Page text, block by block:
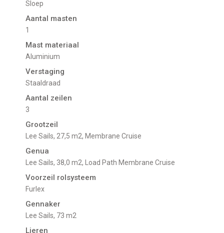
Sloep
Aantal masten
1
Mast materiaal
Aluminium
Verstaging
Staaldraad
Aantal zeilen
3
Grootzeil
Lee Sails, 27,5 m2, Membrane Cruise
Genua
Lee Sails, 38,0 m2, Load Path Membrane Cruise
Voorzeil rolsysteem
Furlex
Gennaker
Lee Sails, 73 m2
Lieren